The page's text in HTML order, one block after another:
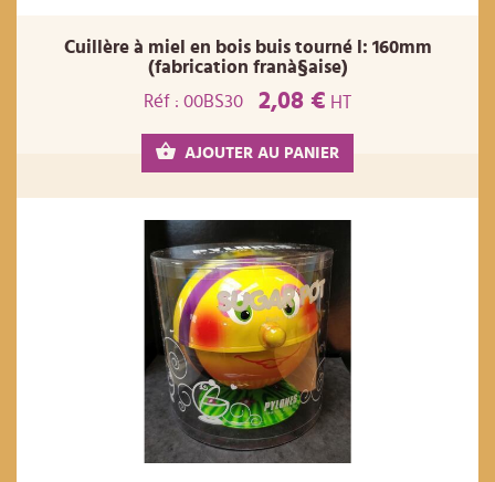
Cuillère à miel en bois buis tourné l: 160mm
(fabrication franà§aise)
Réf : 00BS30
2,08 € HT
AJOUTER AU PANIER